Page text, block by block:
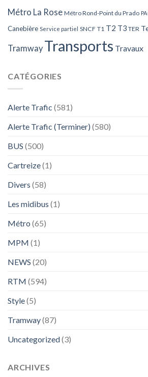
Métro La Rose Métro Rond-Point du Prado
Canebière Service partiel SNCF T1 T2 T3 TER
Tramway Transports Travaux
CATÉGORIES
Alerte Trafic (581)
Alerte Trafic (Terminer) (580)
BUS (500)
Cartreize(1)
Divers (58)
Les midibus (1)
Métro (65)
MPM (1)
NEWS (20)
RTM (594)
Style(5)
Tramway(87)
Uncategorized(3)
ARCHIVES